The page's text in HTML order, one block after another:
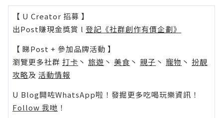
【 U Creator 招募 】
出Post賺現金獎賞 l 登記《社群創作有價企劃》
【 睇Post + 參加品牌活動 】
瀏覽更多社群 打卡 丶 旅遊 丶 美食 丶 親子 丶 寵物 丶 扮靚
攻略及 活動情報
U Blog開咗WhatsApp啦！發掘更多吃喝玩樂資訊！
Follow 我哋 ！